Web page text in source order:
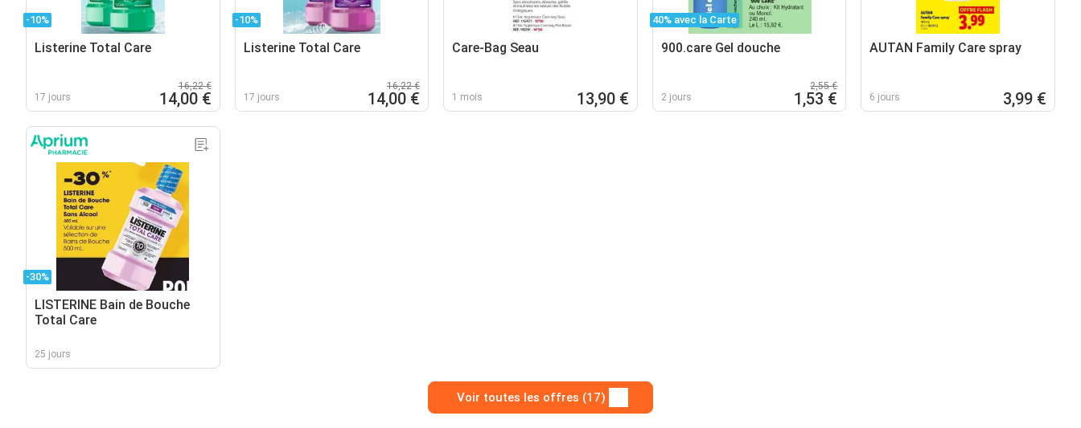
-10%
Listerine Total Care
17 jours
16,22 €
14,00 €
-10%
Listerine Total Care
17 jours
16,22 €
14,00 €
Care-Bag Seau
1 mois 13,90 €
40% avec la Carte
900.care Gel douche
2 jours
2,55 €
1,53 €
AUTAN Family Care spray
6 jours 3,99 €
-30%
LISTERINE Bain de Bouche
Total Care
25 jours
Voir toutes les offres (17)